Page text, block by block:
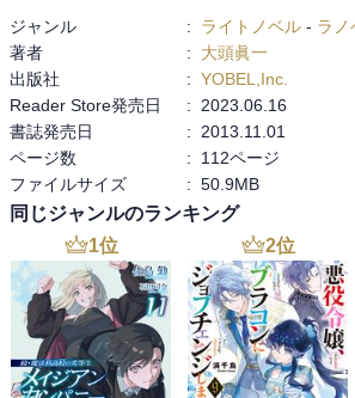
ジャンル : ライトノベル - ラノ
著者
:
大頭眞一
出版社
: YOBEL,Inc.
Reader Store発売日
:
2023.06.16
書誌発売日
:
2013.11.01
ページ数
:
112ページ
ファイルサイズ
: 50.9MB
同じジャンルのランキング
1位 2位